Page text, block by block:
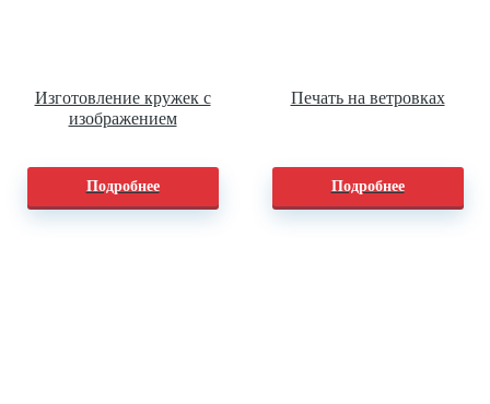
Изготовление кружек с
изображением
Подробнее
Печать на ветровках
Подробнее